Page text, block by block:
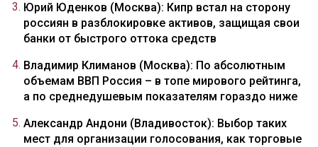
Юрий Юденков (Москва): Кипр встал на сторону
россиян в разблокировке активов, защищая свои
банки от быстрого оттока средств
Владимир Климанов (Москва): По абсолютным
объемам ВВП Россия – в топе мирового рейтинга,
а по среднедушевым показателям гораздо ниже
Александр Андони (Владивосток): Выбор таких
мест для организации голосования, как торговые